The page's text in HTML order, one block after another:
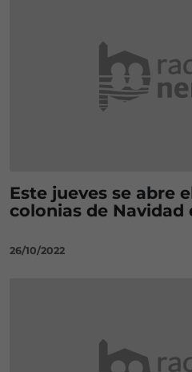
Este jueves se abre
colonias de Navidad
26/10/2022